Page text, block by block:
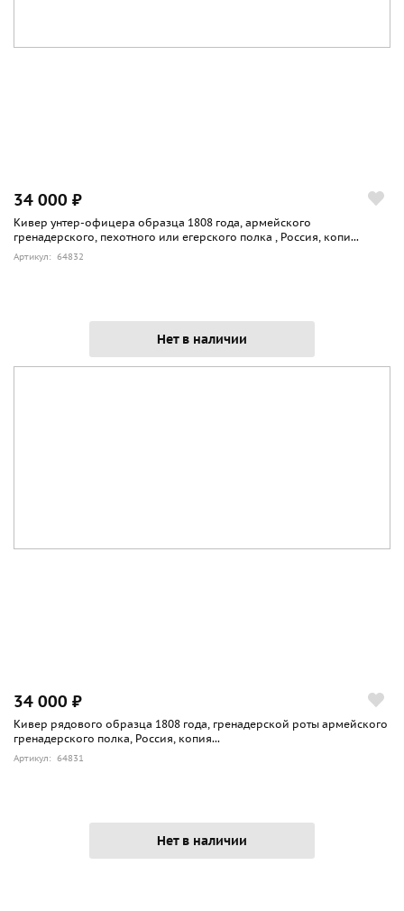
34 000 ₽
Кивер унтер-офицера образца 1808 года, армейского
гренадерского, пехотного или егерского полка , Россия, копи...
Артикул: 64832
Нет в наличии
34 000 ₽
Кивер рядового образца 1808 года, гренадерской роты армейского
гренадерского полка, Россия, копия...
Артикул: 64831
Нет в наличии